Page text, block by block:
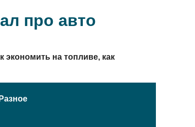
про авто
экономить на топливе, как
Разное